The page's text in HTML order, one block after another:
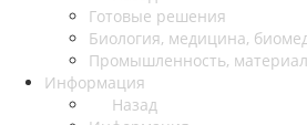
Готовые решения
Биология, медицина,
Промышленность,
Информация
Назад